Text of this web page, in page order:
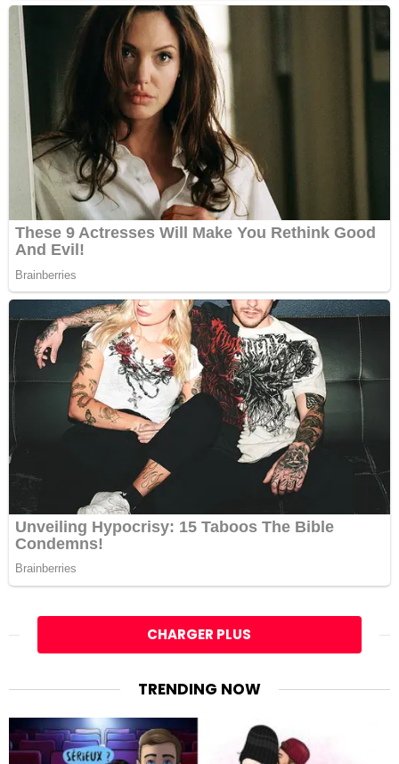
CHARGER PLUS
TRENDING NOW